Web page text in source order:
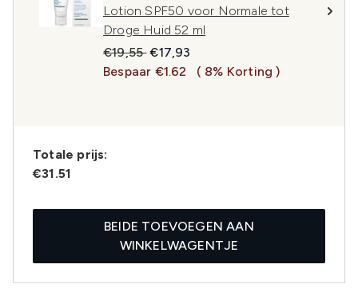
Lotion SPF50 voor Normale tot
Droge Huid 52 ml
Recommended Retail Price:
€19,55Huidige prijs:
€17,93
Bespaar €1.62
( 8% Korting )
Totale prijs:
€31.51
BEIDE TOEVOEGEN AAN
WINKELWAGENTJE